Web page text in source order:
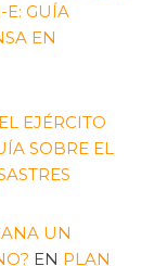
GUÍA
EN
EJÉRCITO
SOBRE EL
UN
EN PLAN